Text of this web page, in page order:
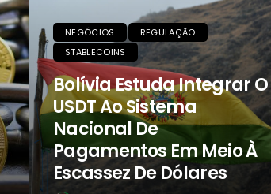
NEGÓCIOS
REGULAÇÃO
STABLECOINS
Bolívia Estuda Integrar O
USDT Ao Sistema
Nacional De
Pagamentos Em Meio À
Escassez De Dólares